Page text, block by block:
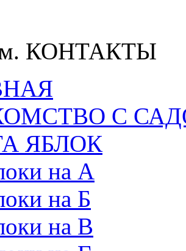
КОНТАКТЫ
С
ЯБЛОК
на А
на Б
на В